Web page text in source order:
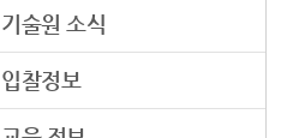
기술원 소식
입찰정보